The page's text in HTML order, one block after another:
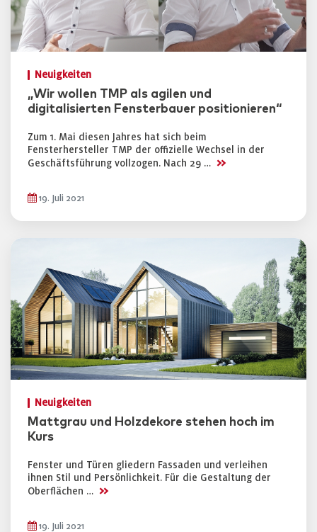
Neuigkeiten
„Wir wollen TMP als agilen und
digitalisierten Fensterbauer positionieren“
Zum 1. Mai diesen Jahres hat sich beim
Fensterhersteller TMP der offizielle Wechsel in der
Geschäftsführung vollzogen. Nach 29 … >>
19. Juli 2021
Neuigkeiten
Mattgrau und Holzdekore stehen hoch im
Kurs
Fenster und Türen gliedern Fassaden und verleihen
ihnen Stil und Persönlichkeit. Für die Gestaltung der
Oberflächen … >>
19. Juli 2021